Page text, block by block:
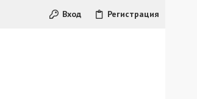
Вход Регистрация